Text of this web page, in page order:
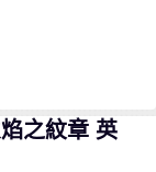
之紋章 英